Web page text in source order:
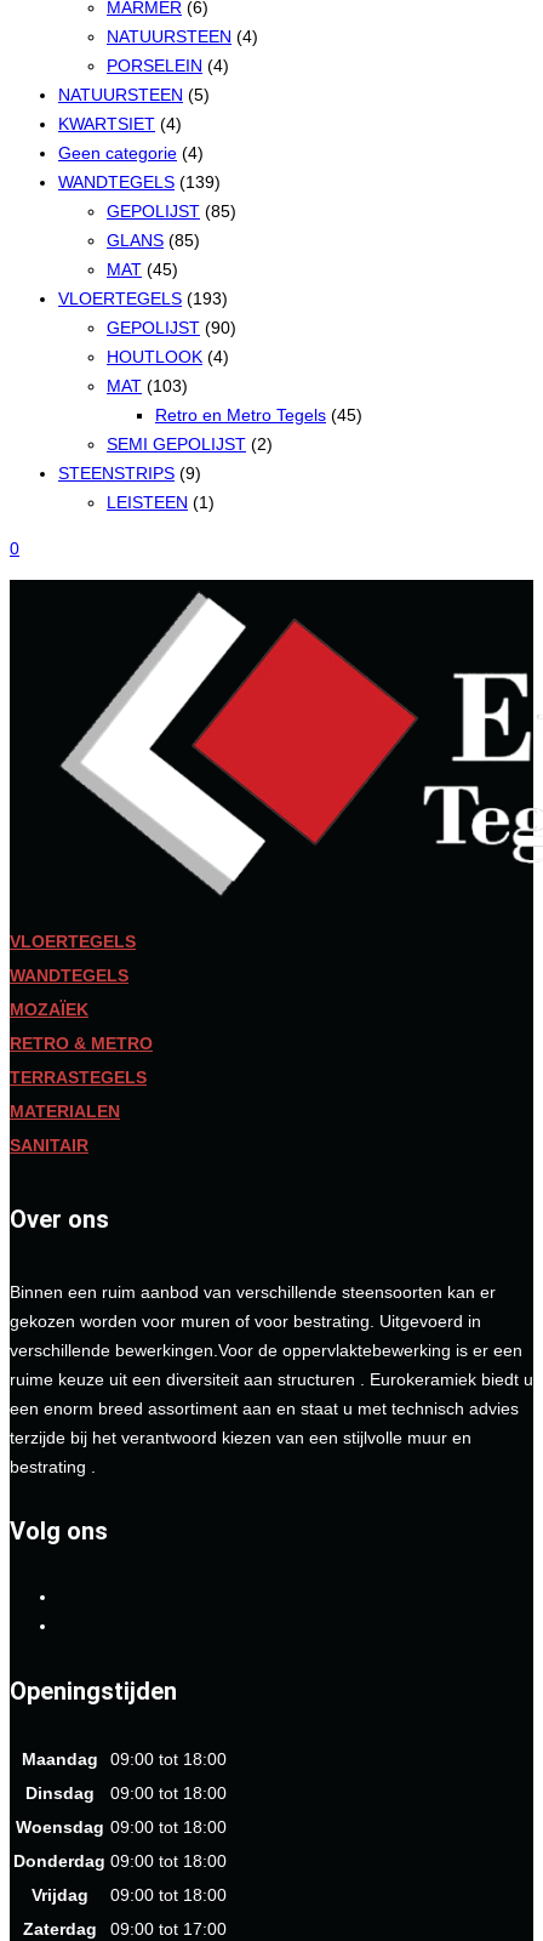
MARMER (6)
NATUURSTEEN (4)
PORSELEIN (4)
NATUURSTEEN (5)
KWARTSIET (4)
Geen categorie (4)
WANDTEGELS (139)
GEPOLIJST (85)
GLANS (85)
MAT (45)
VLOERTEGELS (193)
GEPOLIJST (90)
HOUTLOOK (4)
MAT (103)
Retro en Metro Tegels (45)
SEMI GEPOLIJST (2)
STEENSTRIPS (9)
LEISTEEN (1)
0
VLOERTEGELS
WANDTEGELS
MOZAÏEK
RETRO & METRO
TERRASTEGELS
MATERIALEN
SANITAIR
Over ons
Binnen een ruim aanbod van verschillende steensoorten kan er
gekozen worden voor muren of voor bestrating. Uitgevoerd in
verschillende bewerkingen.Voor de oppervlaktebewerking is er een
ruime keuze uit een diversiteit aan structuren . Eurokeramiek biedt u
een enorm breed assortiment aan en staat u met technisch advies
terzijde bij het verantwoord kiezen van een stijlvolle muur en
bestrating .
Volg ons
Openingstijden
Maandag
09:00 tot 18:00
Dinsdag
09:00 tot 18:00
Woensdag 09:00 tot 18:00
Donderdag 09:00 tot 18:00
Vrijdag
09:00 tot 18:00
Zaterdag
09:00 tot 17:00